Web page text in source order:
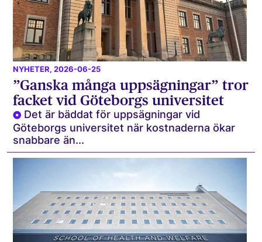
NYHETER, 2026-06-25
”Ganska många uppsägningar” tror
facket vid Göteborgs universitet
Det är bäddat för uppsägningar vid
Göteborgs universitet när kostnaderna ökar
snabbare än...